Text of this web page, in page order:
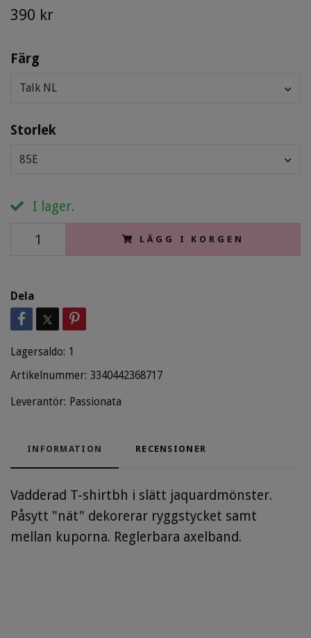
390 kr
Färg
Talk NL
Storlek
85E
I lager.
LÄGG I KORGEN
Dela
Lagersaldo: 1
Artikelnummer: 3340442368717
Leverantör: Passionata
INFORMATION RECENSIONER
Vadderad T-shirtbh i slätt jaquardmönster.
Påsytt "nät" dekorerar ryggstycket samt
mellan kuporna. Reglerbara axelband.